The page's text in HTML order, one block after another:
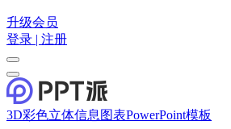
升级会员
登录 | 注册
3D彩色立体信息图表PowerPoint模板